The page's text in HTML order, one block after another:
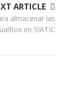
ARTICLE
almacenar las
en SIATIC